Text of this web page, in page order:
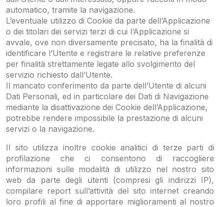
automatico, tramite la navigazione.
L’eventuale utilizzo di Cookie da parte dell’Applicazione
o dei titolari dei servizi terzi di cui l’Applicazione si
avvale, ove non diversamente precisato, ha la finalità di
identificare l’Utente e registrare le relative preferenze
per finalità strettamente legate allo svolgimento del
servizio richiesto dall’Utente.
Il mancato conferimento da parte dell’Utente di alcuni
Dati Personali, ed in particolare dei Dati di Navigazione
mediante la disattivazione dei Cookie dell’Applicazione,
potrebbe rendere impossibile la prestazione di alcuni
servizi o la navigazione.
Il sito utilizza inoltre cookie analitici di terze parti di
profilazione che ci consentono di raccogliere
informazioni sulle modalità di utilizzo nel nostro sito
web da parte degli utenti (compresi gli indirizzi IP),
compilare report sull’attività del sito internet creando
loro profili al fine di apportare miglioramenti al nostro